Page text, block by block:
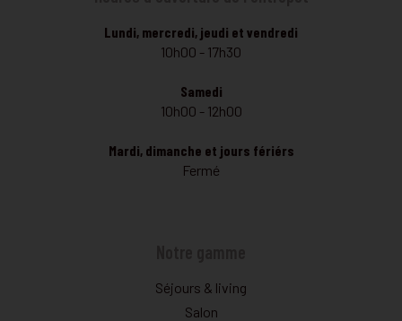
Lundi, mercredi, jeudi et vendredi
10h00 - 17h30
Samedi
10h00 - 12h00
Mardi, dimanche et jours fériérs
Fermé
Séjours & living
Salon